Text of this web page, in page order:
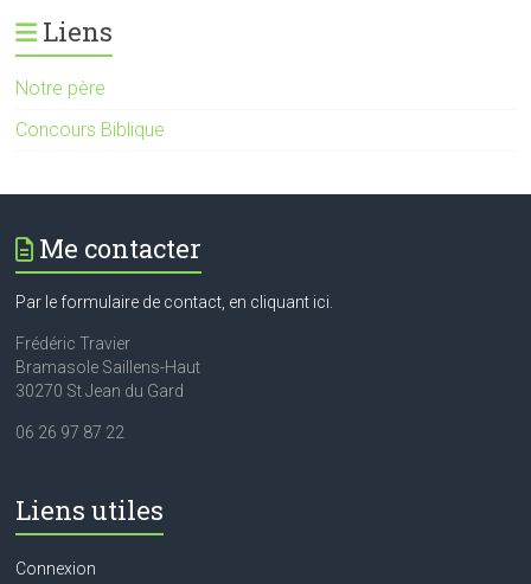
Liens
Notre père
Concours Biblique
Me contacter
Par le formulaire de contact, en cliquant ici.
Frédéric Travier
Bramasole Saillens-Haut
30270 St Jean du Gard
06 26 97 87 22
Liens utiles
Connexion